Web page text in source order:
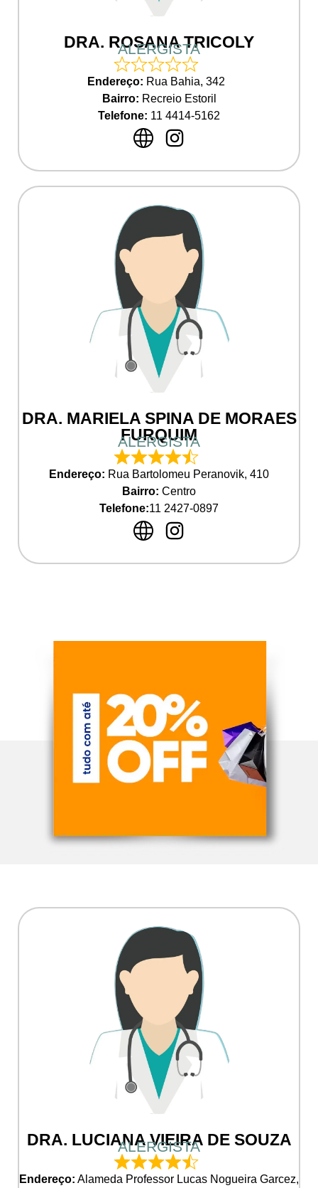
DRA. ROSANA TRICOLY
ALERGISTA
Endereço: Rua Bahia, 342
Bairro: Recreio Estoril
Telefone: 11 4414-5162
DRA. MARIELA SPINA DE MORAES
FURQUIM
ALERGISTA
Endereço: Rua Bartolomeu Peranovik, 410
Bairro: Centro
Telefone:11 2427-0897
DRA. LUCIANA VIEIRA DE SOUZA
ALERGISTA
Endereço: Alameda Professor Lucas Nogueira Garcez,